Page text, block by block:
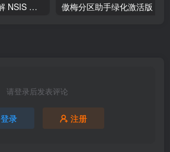
7-Zip 中文美化版、解 NSIS 脚本版 – 强大灵活的压缩与解压工具
请登录后发表评论
登录 注册